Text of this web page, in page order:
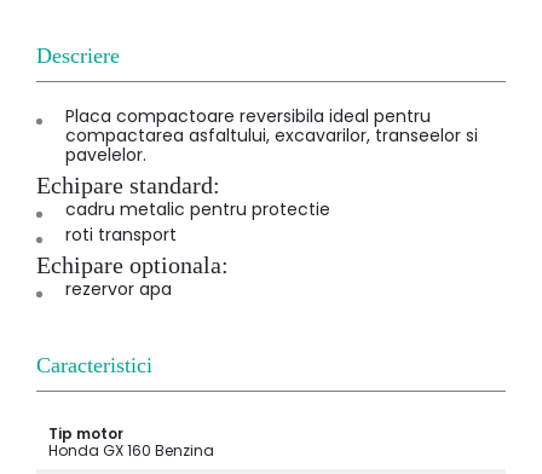
Descriere
Placa compactoare reversibila ideal pentru
compactarea asfaltului, excavarilor, transeelor si
pavelelor.
Echipare standard:
cadru metalic pentru protectie
roti transport
Echipare optionala:
rezervor apa
Caracteristici
Tip motor
Honda GX 160 Benzina